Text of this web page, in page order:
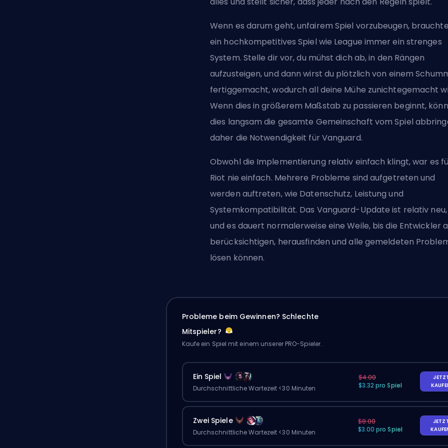
Wenn es darum geht, unfairem Spiel vorzubeugen, brauchte
ein hochkompetitives Spiel wie League immer ein strenges
System. Stelle dir vor, du mühst dich ab, in den Rängen
aufzusteigen, und dann wirst du plötzlich von einem
fertiggemacht, wodurch all deine Mühe zunichtegemacht
Wenn dies in größerem Maßstab zu passieren beginnt,
dies langsam die gesamte Gemeinschaft vom Spiel
daher die Notwendigkeit für Vanguard.
Obwohl die Implementierung relativ einfach klingt, war es
Riot nie einfach. Mehrere Probleme sind aufgetreten und
werden auftreten, wie Datenschutz, Leistung und
Systemkompatibilität. Das Vanguard-Update ist relativ neu,
und es dauert normalerweise eine Weile, bis die Entwickler
berücksichtigen, herausfinden und alle gemeldeten
lösen können.
Probleme beim Gewinnen? Schlechte
Mitspieler?
Kaufe ein Spiel mit einem unserer PRO-Spieler.
Ein Spiel
Durchschnittliche Wartezeit <30 Minuten
$4.00
$3.32 pro Spiel
Zwei Spiele
Durchschnittliche Wartezeit <30 Minuten
$8.00
$3.00 pro Spiel